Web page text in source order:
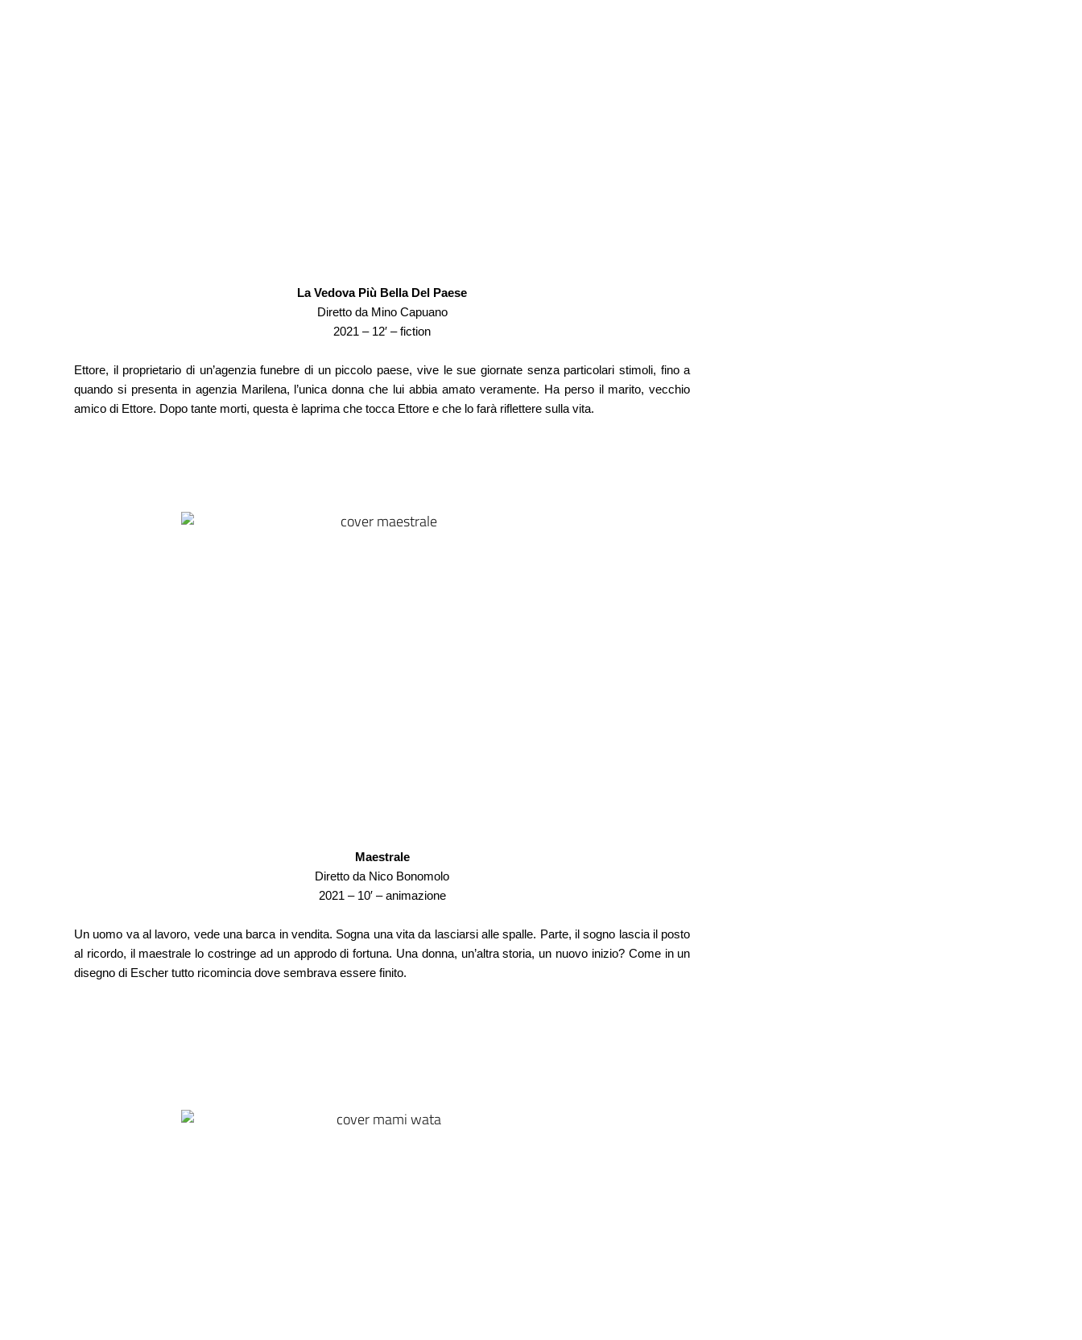
La Vedova Più Bella Del Paese
Diretto da Mino Capuano
2021 – 12′ – fiction
Ettore, il proprietario di un’agenzia funebre di un piccolo paese, vive le sue giornate senza particolari stimoli, fino a
quando si presenta in agenzia Marilena, l’unica donna che lui abbia amato veramente. Ha perso il marito, vecchio
amico di Ettore. Dopo tante morti, questa è laprima che tocca Ettore e che lo farà riflettere sulla vita.
Maestrale
Diretto da Nico Bonomolo
2021 – 10′ – animazione
Un uomo va al lavoro, vede una barca in vendita. Sogna una vita da lasciarsi alle spalle. Parte, il sogno lascia il posto
al ricordo, il maestrale lo costringe ad un approdo di fortuna. Una donna, un’altra storia, un nuovo inizio? Come in un
disegno di Escher tutto ricomincia dove sembrava essere finito.